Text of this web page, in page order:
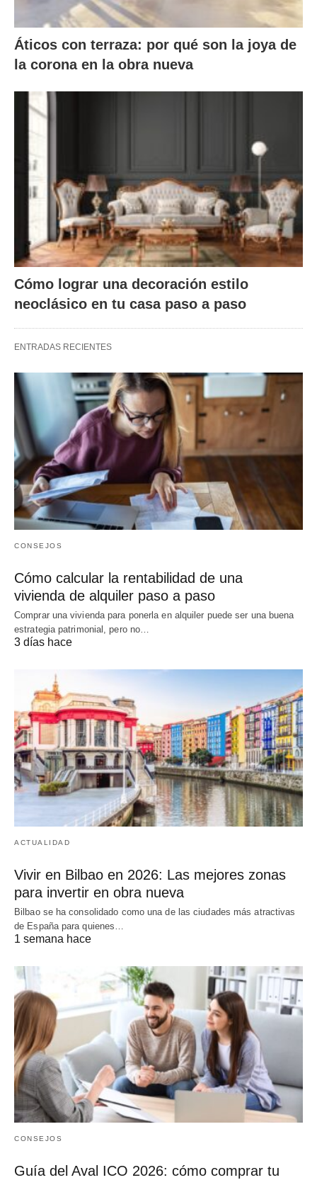
Áticos con terraza: por qué son la joya de
la corona en la obra nueva
Cómo lograr una decoración estilo
neoclásico en tu casa paso a paso
ENTRADAS RECIENTES
CONSEJOS
Cómo calcular la rentabilidad de una
vivienda de alquiler paso a paso
Comprar una vivienda para ponerla en alquiler puede ser una buena
estrategia patrimonial, pero no…
3 días hace
ACTUALIDAD
Vivir en Bilbao en 2026: Las mejores zonas
para invertir en obra nueva
Bilbao se ha consolidado como una de las ciudades más atractivas
de España para quienes…
1 semana hace
CONSEJOS
Guía del Aval ICO 2026: cómo comprar tu